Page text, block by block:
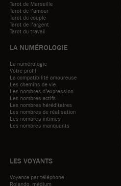
Tarot de Marseille
Tarot de l'amour
Tarot du couple
Tarot de l'argent
Tarot du travail
LA NUMÉROLOGIE
La numérologie
Votre profil
La compatibilité amoureuse
Les chemins de vie
Les nombres d'expression
Les nombres actifs
Les nombres héréditaires
Les nombres de réalisation
Les nombres intimes
Les nombres manquants
LES VOYANTS
Voyance par téléphone
Rolando, médium